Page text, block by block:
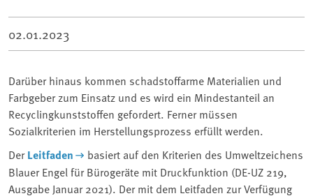
02.01.2023
Darüber hinaus kommen schadstoffarme Materialien und
Farbgeber zum Einsatz und es wird ein Mindestanteil an
Recyclingkunststoffen gefordert. Ferner müssen
Sozialkriterien im Herstellungsprozess erfüllt werden.
DerLeitfaden
basiert auf den Kriterien des Umweltzeichens
Blauer Engel für Bürogeräte mit Druckfunktion (DE-UZ 219,
Ausgabe Januar 2021). Der mit dem Leitfaden zur Verfügung